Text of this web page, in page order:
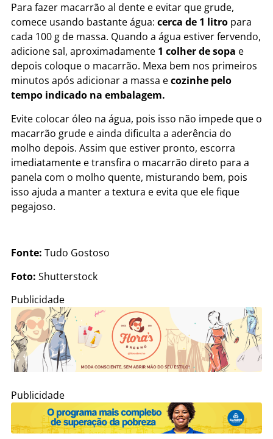
Para fazer macarrão al dente e evitar que grude,
comece usando bastante água: cerca de 1 litro para
cada 100 g de massa. Quando a água estiver fervendo,
adicione sal, aproximadamente 1 colher de sopa e
depois coloque o macarrão. Mexa bem nos primeiros
minutos após adicionar a massa ecozinhe pelo
tempo indicado na embalagem.
Evite colocar óleo na água, pois isso não impede que o
macarrão grude e ainda dificulta a aderência do
molho depois. Assim que estiver pronto, escorra
imediatamente e transfira o macarrão direto para a
panela com o molho quente, misturando bem, pois
isso ajuda a manter a textura e evita que ele fique
pegajoso.
Fonte: Tudo Gostoso
Foto: Shutterstock
Publicidade
Publicidade